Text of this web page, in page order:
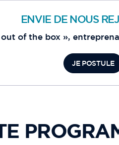
ENVIE DE NOUS
of the box »,
JE POSTULE